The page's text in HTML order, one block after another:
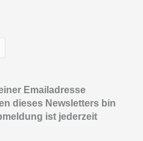
Emailadresse
dieses Newsletters bin
ist jederzeit